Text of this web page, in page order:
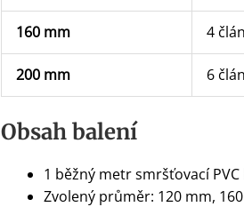
160 mm 4
200 mm 6
Obsah balení
1 běžný metr smršťovací
Zvolený průměr: 120 mm,